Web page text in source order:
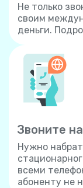
Не только
своим
деньги.
Звоните
Нужно
всеми
абоненту не